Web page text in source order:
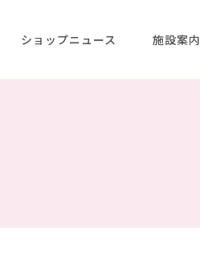
ショップニュース 施設案内